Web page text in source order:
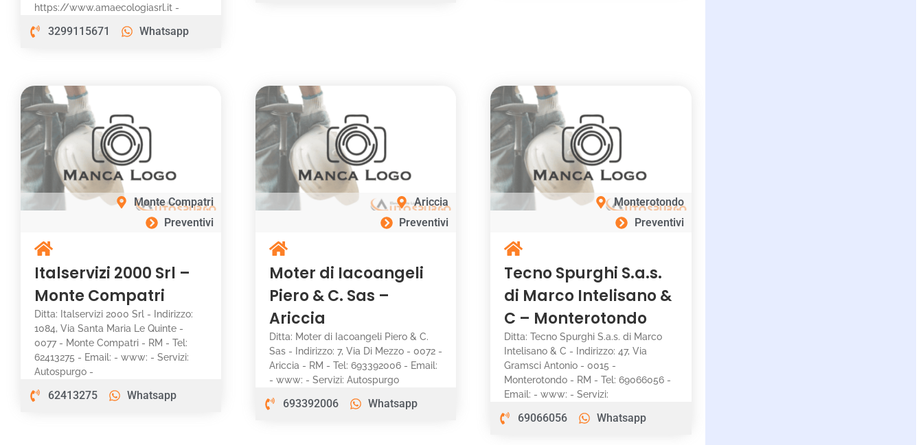
https://www.amaecologiasrl.it -
3299115671 Whatsapp
Monte Compatri
Preventivi
Italservizi 2000 Srl –
Monte Compatri
Ditta: Italservizi 2000 Srl - Indirizzo:
1084, Via Santa Maria Le Quinte -
0077 - Monte Compatri - RM - Tel:
62413275 - Email: - www: - Servizi:
Autospurgo -
62413275 Whatsapp
Ariccia
Preventivi
Moter di Iacoangeli
Piero & C. Sas –
Ariccia
Ditta: Moter di Iacoangeli Piero & C.
Sas - Indirizzo: 7, Via Di Mezzo - 0072 -
Ariccia - RM - Tel: 693392006 - Email:
- www: - Servizi: Autospurgo
693392006 Whatsapp
Monterotondo
Preventivi
Tecno Spurghi S.a.s.
di Marco Intelisano &
C – Monterotondo
Ditta: Tecno Spurghi S.a.s. di Marco
Intelisano & C - Indirizzo: 47, Via
Gramsci Antonio - 0015 -
Monterotondo - RM - Tel: 69066056 -
Email: - www: - Servizi:
69066056 Whatsapp